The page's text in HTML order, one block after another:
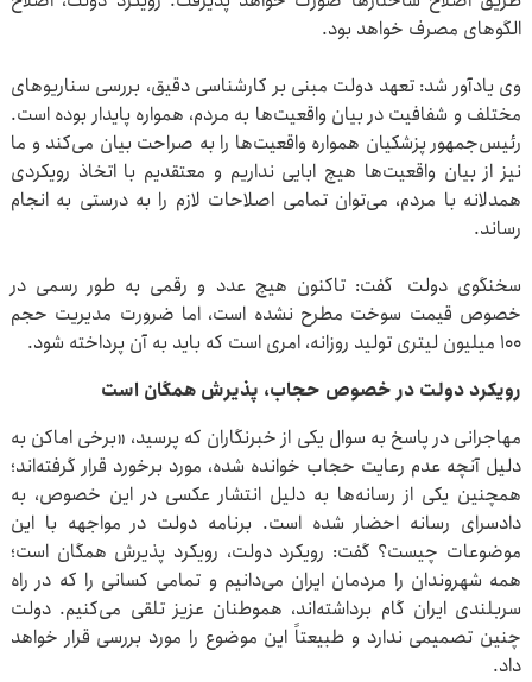
الگوهای مصرف خواهد بود.
وی یادآور شد: تعهد دولت مبنی بر کارشناسی دقیق، بررسی سناریوهای
مختلف و شفافیت در بیان واقعیت‌ها به مردم، همواره پایدار بوده است.
رئیس‌جمهور پزشکیان همواره واقعیت‌ها را به صراحت بیان می‌کند و ما
نیز از بیان واقعیت‌ها هیچ ابایی نداریم و معتقدیم با اتخاذ رویکردی
همدلانه با مردم، می‌توان تمامی اصلاحات لازم را به درستی به انجام
رساند.
سخنگوی دولت گفت: تاکنون هیچ عدد و رقمی به طور رسمی در
خصوص قیمت سوخت مطرح نشده است، اما ضرورت مدیریت حجم
۱۰۰ میلیون لیتری تولید روزانه، امری است که باید به آن پرداخته شود.
رویکرد دولت در خصوص حجاب، پذیرش همگان است
مهاجرانی در پاسخ به سوال یکی از خبرنگاران که پرسید، «برخی اماکن به
دلیل آنچه عدم رعایت حجاب خوانده شده، مورد برخورد قرار گرفته‌اند؛
همچنین یکی از رسانه‌ها به دلیل انتشار عکسی در این خصوص، به
دادسرای رسانه احضار شده است. برنامه دولت در مواجهه با این
موضوعات چیست؟ گفت: رویکرد دولت، رویکرد پذیرش همگان است؛
همه شهروندان را مردمان ایران می‌دانیم و تمامی کسانی را که در راه
سربلندی ایران گام برداشته‌اند، هموطنان عزیز تلقی می‌کنیم. دولت
چنین تصمیمی ندارد و طبیعتاً این موضوع را مورد بررسی قرار خواهد
داد.